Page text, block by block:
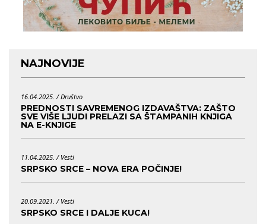
NAJNOVIJE
16.04.2025. /Društvo
PREDNOSTI SAVREMENOG IZDAVAŠTVA: ZAŠTO
SVE VIŠE LJUDI PRELAZI SA ŠTAMPANIH KNJIGA
NA E-KNJIGE
11.04.2025. / Vesti
SRPSKO SRCE – NOVA ERA POČINJE!
20.09.2021. / Vesti
SRPSKO SRCE I DALJE KUCA!